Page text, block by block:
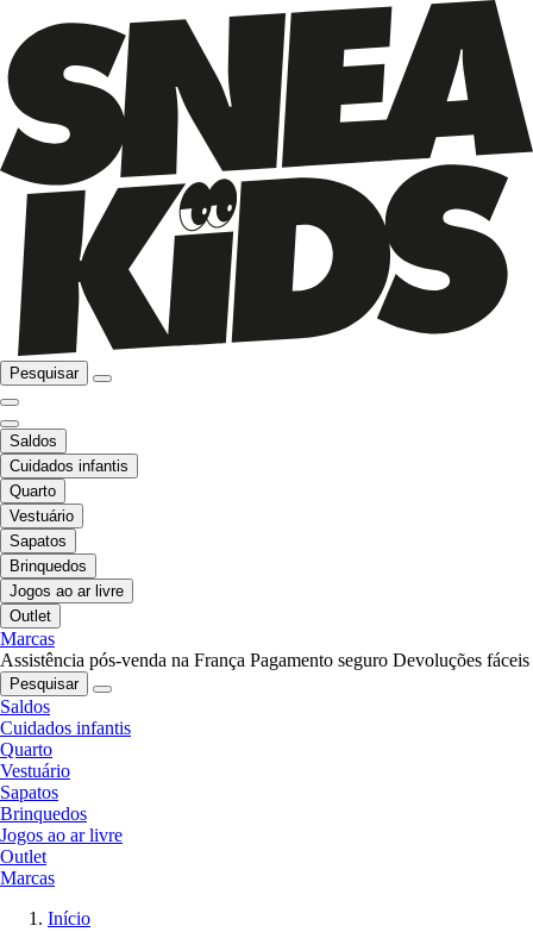
Pesquisar
Saldos
Cuidados infantis
Quarto
Vestuário
Sapatos
Brinquedos
Jogos ao ar livre
Outlet
Marcas
Assistência pós-venda na França Pagamento seguro Devoluções fáceis
Pesquisar
Saldos
Cuidados infantis
Quarto
Vestuário
Sapatos
Brinquedos
Jogos ao ar livre
Outlet
Marcas
Início